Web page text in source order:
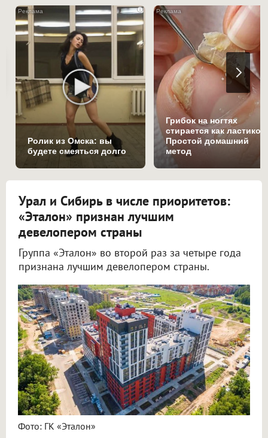
i
Ролик из Омска: вы
будете смеяться долго
Грибок на ногтях
стирается как
Простой домашний
метод
Урал и Сибирь в числе приоритетов:
«Эталон» признан лучшим
девелопером страны
Группа «Эталон» во второй раз за четыре года
признана лучшим девелопером страны.
Фото: ГК «Эталон»